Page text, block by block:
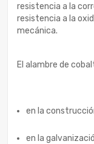
resistencia a la
resistencia a la
mecánica.
El alambre de
en la
en la